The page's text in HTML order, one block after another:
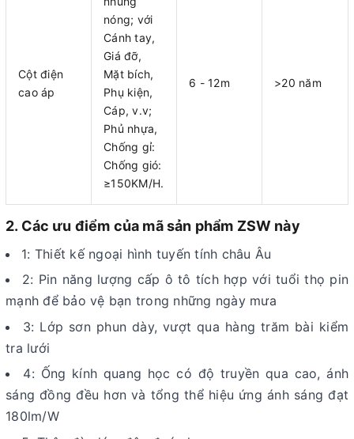
Cột điện
cao áp
nóng; với
Cánh tay,
Giá đỡ,
Mặt bích,
Phụ kiện,
Cáp, v.v;
Phủ nhựa,
Chống gỉ:
Chống gió:
≥150KM/H.
6 - 12m >20 năm
2. Các ưu điểm của mã sản phẩm ZSW này
1: Thiết kế ngoại hình tuyến tính châu Âu
2: Pin năng lượng cấp ô tô tích hợp với tuổi thọ pin
mạnh để bảo vệ bạn trong những ngày mưa
3: Lớp sơn phun dày, vượt qua hàng trăm bài kiểm
tra lưới
4: Ống kính quang học có độ truyền qua cao, ánh
sáng đồng đều hơn và tổng thể hiệu ứng ánh sáng đạt
180lm/W